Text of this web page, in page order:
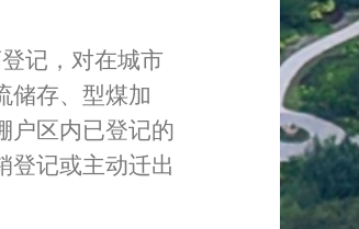
记，对在城市
储存、型煤加
户区内已登记的
登记或主动迁出